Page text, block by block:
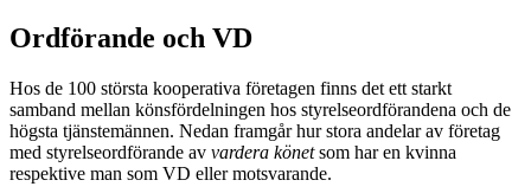
Ordförande och VD
Hos de 100 största kooperativa företagen finns det ett starkt
samband mellan könsfördelningen hos styrelseordförandena och de
högsta tjänstemännen. Nedan framgår hur stora andelar av företag
med styrelseordförande av vardera könetsom har en kvinna
respektive man som VD eller motsvarande.